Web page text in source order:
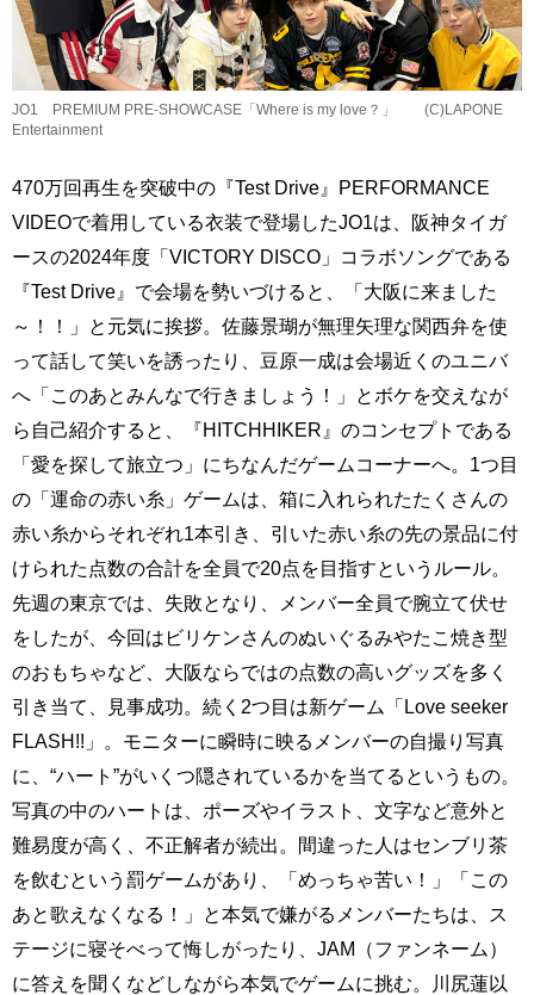
JO1 PREMIUM PRE-SHOWCASE「Where is my love？」 (C)LAPONE
Entertainment
470万回再生を突破中の『Test Drive』PERFORMANCE
VIDEOで着用している衣装で登場したJO1は、阪神タイガ
ースの2024年度「VICTORY DISCO」コラボソングである
『Test Drive』で会場を勢いづけると、「大阪に来ました
～！！」と元気に挨拶。佐藤景瑚が無理矢理な関西弁を使
って話して笑いを誘ったり、豆原一成は会場近くのユニバ
へ「このあとみんなで行きましょう！」とボケを交えなが
ら自己紹介すると、『HITCHHIKER』のコンセプトである
「愛を探して旅立つ」にちなんだゲームコーナーへ。1つ目
の「運命の赤い糸」ゲームは、箱に入れられたたくさんの
赤い糸からそれぞれ1本引き、引いた赤い糸の先の景品に付
けられた点数の合計を全員で20点を目指すというルール。
先週の東京では、失敗となり、メンバー全員で腕立て伏せ
をしたが、今回はビリケンさんのぬいぐるみやたこ焼き型
のおもちゃなど、大阪ならではの点数の高いグッズを多く
引き当て、見事成功。続く2つ目は新ゲーム「Love seeker
FLASH!!」。モニターに瞬時に映るメンバーの自撮り写真
に、“ハート”がいくつ隠されているかを当てるというもの。
写真の中のハートは、ポーズやイラスト、文字など意外と
難易度が高く、不正解者が続出。間違った人はセンブリ茶
を飲むという罰ゲームがあり、「めっちゃ苦い！」「この
あと歌えなくなる！」と本気で嫌がるメンバーたちは、ス
テージに寝そべって悔しがったり、JAM（ファンネーム）
に答えを聞くなどしながら本気でゲームに挑む。川尻蓮以